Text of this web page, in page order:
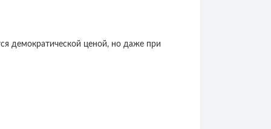
демократической ценой, но даже при